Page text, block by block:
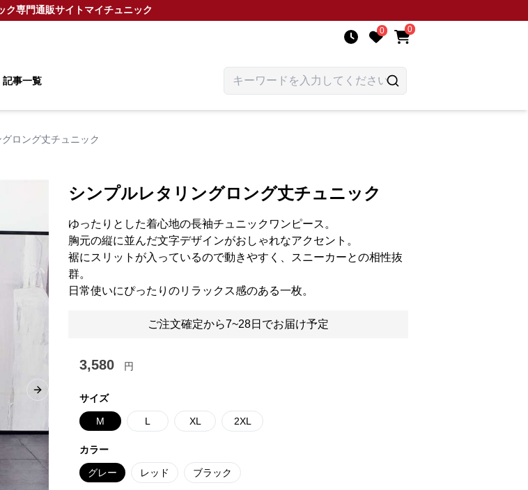
ク専門通販サイトマイチュニック
0 0
記事一覧
ロング丈チュニック
Next slide
シンプルレタリングロング丈チュニック
ゆったりとした着心地の長袖チュニックワンピース。
胸元の縦に並んだ文字デザインがおしゃれなアクセント。
裾にスリットが入っているので動きやすく、スニーカーとの相性抜
群。
日常使いにぴったりのリラックス感のある一枚。
ご注文確定から7~28日でお届け予定
3,580 円
サイズ
M L XL 2XL
カラー
グレー レッド ブラック